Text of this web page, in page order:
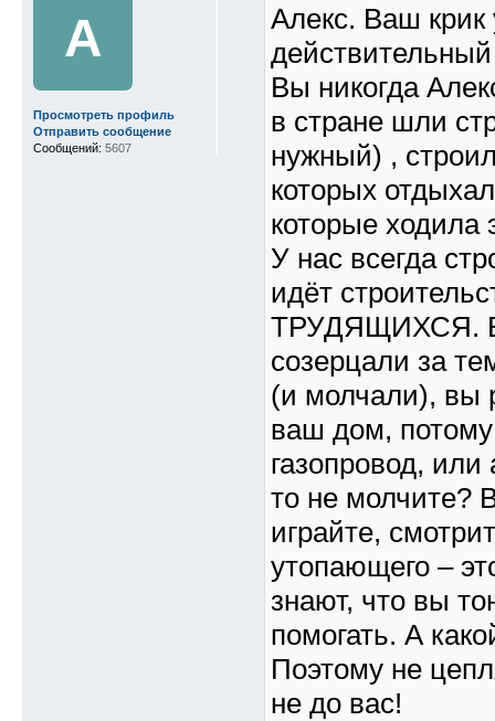
Алекс. Ваш
Вы никогда
в стране шли
нужный) ,
которых
которые ходила
У нас всегда
идёт
ТРУДЯЩИХСЯ.
созерцали за
(и молчали), вы
ваш дом, потому
газопровод,
то не молчите?
играйте,
утопающего –
знают, что вы
помогать. А
Поэтому не
не до вас!
A
Просмотреть профиль
Отправить сообщение
Сообщений: 5607